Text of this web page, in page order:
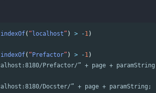
indexOf( “ localhost” ) > -1)
indexOf( “ Prefactor” ) > -1)
Prefactor/” + page +
Docster/” + page + paramString;